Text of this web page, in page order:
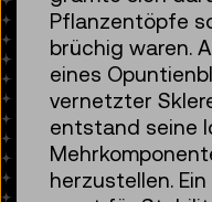
Pflanzentöpfe
brüchig waren.
eines
vernetzter
entstand seine
herzustellen.